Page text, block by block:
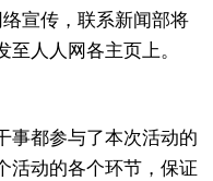
宣传，联系新闻部将
人人网各主页上。
都参与了本次活动的
活动的各个环节，保证